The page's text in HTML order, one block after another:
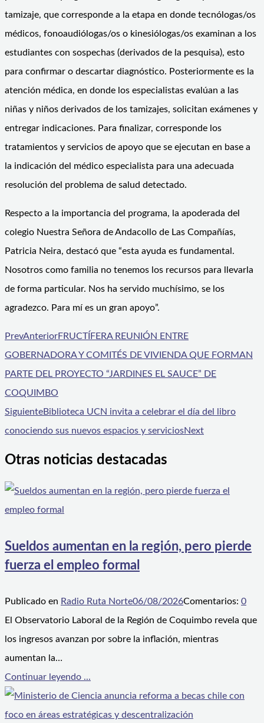
tamizaje, que corresponde a la etapa en donde tecnólogas/os
médicos, fonoaudiólogas/os o kinesiólogas/os examinan a los
estudiantes con sospechas (derivados de la pesquisa), esto
para confirmar o descartar diagnóstico. Posteriormente es la
atención médica, en donde los especialistas evalúan a las
niñas y niños derivados de los tamizajes, solicitan exámenes y
entregar indicaciones. Para finalizar, corresponde los
tratamientos y servicios de apoyo que se ejecutan en base a
la indicación del médico especialista para una adecuada
resolución del problema de salud detectado.
Respecto a la importancia del programa, la apoderada del
colegio Nuestra Señora de Andacollo de Las Compañías,
Patricia Neira, destacó que “esta ayuda es fundamental.
Nosotros como familia no tenemos los recursos para llevarla
de forma particular. Nos ha servido muchísimo, se los
agradezco. Para mí es un gran apoyo”.
PrevAnteriorFRUCTÍFERA REUNIÓN ENTRE
GOBERNADORA Y COMITÉS DE VIVIENDA QUE FORMAN
PARTE DEL PROYECTO “JARDINES EL SAUCE” DE
COQUIMBO
SiguienteBiblioteca UCN invita a celebrar el día del libro
conociendo sus nuevos espacios y serviciosNext
Otras noticias destacadas
Sueldos aumentan en la región, pero pierde
fuerza el empleo formal
Publicado en Radio Ruta Norte06/08/2026Comentarios: 0
El Observatorio Laboral de la Región de Coquimbo revela que
los ingresos avanzan por sobre la inflación, mientras
aumentan la…
Continuar leyendo ...